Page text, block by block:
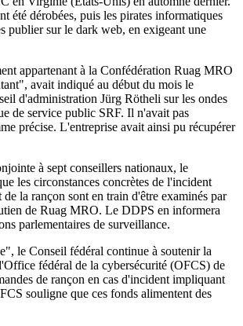
été dérobées, puis les pirates informatiques
publier sur le dark web, en exigeant une
appartenant à la Confédération Ruag MRO
avait indiqué au début du mois le
d'administration Jürg Rötheli sur les ondes
de service public SRF. Il n'avait pas
précise. L'entreprise avait ainsi pu récupérer
à sept conseillers nationaux, le
les circonstances concrètes de l'incident
la rançon sont en train d'être examinés par
de Ruag MRO. Le DDPS en informera
parlementaires de surveillance.
le Conseil fédéral continue à soutenir la
fédéral de la cybersécurité (OFCS) de
de rançon en cas d'incident impliquant
souligne que ces fonds alimentent des